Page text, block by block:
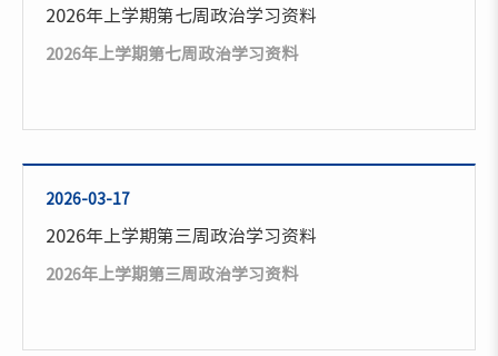
2026年上学期第七周政治学习资料
2026年上学期第七周政治学习资料
2026-03-17
2026年上学期第三周政治学习资料
2026年上学期第三周政治学习资料